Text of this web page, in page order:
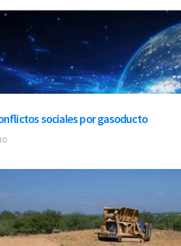
sociales por gasoducto